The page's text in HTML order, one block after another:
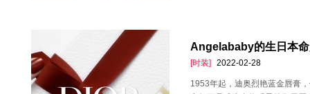
Angelababy的生日本
[时装] 2022-02-28
1953年起，迪奥烈艳蓝金唇膏